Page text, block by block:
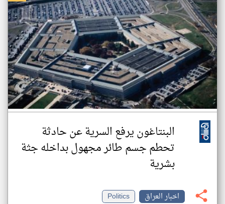
البنتاغون يرفع السرية عن حادثة
تحطم جسم طائر مجهول بداخله جثة
بشرية
اخبار العراق
Politics